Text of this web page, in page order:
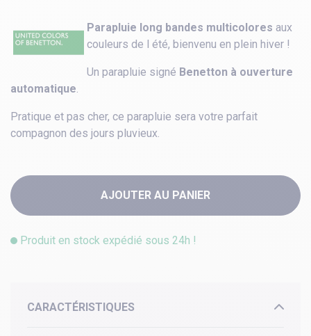
Parapluie long bandes multicolores aux
couleurs de l été, bienvenu en plein hiver !
Un parapluie signé Benetton à ouverture
automatique.
Pratique et pas cher, ce parapluie sera votre parfait
compagnon des jours pluvieux.
AJOUTER AU PANIER
Produit en stock expédié sous 24h !
CARACTÉRISTIQUES